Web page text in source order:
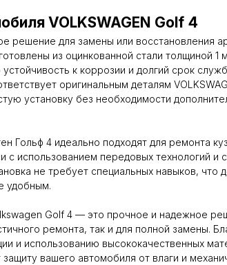
VOLKSWAGEN Golf 4
решение для замены или восстановления
из оцинкованной стали толщиной 1
к коррозии и долгий срок
оригинальным деталям
установку без необходимости
Гольф 4 идеально подходят для ремонта
с использованием передовых технологий и
не требует специальных навыков, что
удобным.
Golf 4 — это прочное и надежное
ремонта, так и для полной замены.
и использованию высококачественных
вашего автомобиля от влаги и